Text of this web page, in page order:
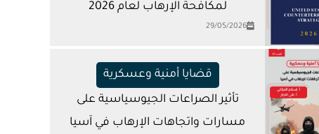
لمكافحة الإرهاب لعام 2026
29/05/2026
قضايا أمنية وعسكرية
تأثير الصراعات الجيوسياسية على
مسارات واتجاهات الإرهاب في آسيا